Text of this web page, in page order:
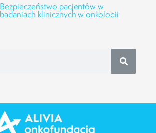
Bezpieczeństwo pacjentów w
badaniach klinicznych w onkologii